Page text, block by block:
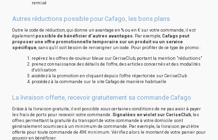
remisé
Autres réductions possible pour Cafago, les bons plans
Outre le code de réduction, qui donne un avantage en % ou en € sur votre commande, il est
également possible de bénéficier d'autres avantages. Par exemple, Cafago peut
proposer une offre promotionnelle temporaire sur un produit ou un service
spécifique, sans qu'il soit besoin de renseigner un code. Pour profiter de ce type de promo :
repérez les offres de couleur bleue sur CeriseClub, portant la mention "réductions"
prenez connaissance des détails de l'offre, des articles concernés et des modalités
d'utilisation
accédez à la promotion en cliquant depuis l'offre répertoriée sur CeriseClub
procédez à la commande sur le site Cafago de manière habituelle
La livraison offerte, recevoir gratuitement sa commande Cafago
Grâce à la livraison gratuite, il est possible sous certaines conditions de ne pas avoir à payer
les frais de ports pour recevoir votre commande. Signalées en violet sur CeriseClub, les
offres permettant la gratuité du transport de votre commande à votre domicile sont
généralement soumises à un minimum de commande. Par exemple, la livraison peut être
offerte pour toute commande de 49€ minimum. Vérifiez alors le montant de votre panier pour
pouvoir en bénéficier.